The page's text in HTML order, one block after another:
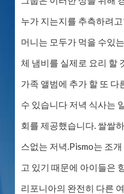
누가 지는지를 추측하려
머니는 모두가 먹을 수있
체 냄비를 실제로 요리 할
가족 앨범에 추가 할 또 다
수 있습니다 저녁 식사는
회를 제공했습니다. 쌀쌀
스없는 저녁.Pismo는 조
고 있기 때문에 아이들은
리포니아의 완전히 다른